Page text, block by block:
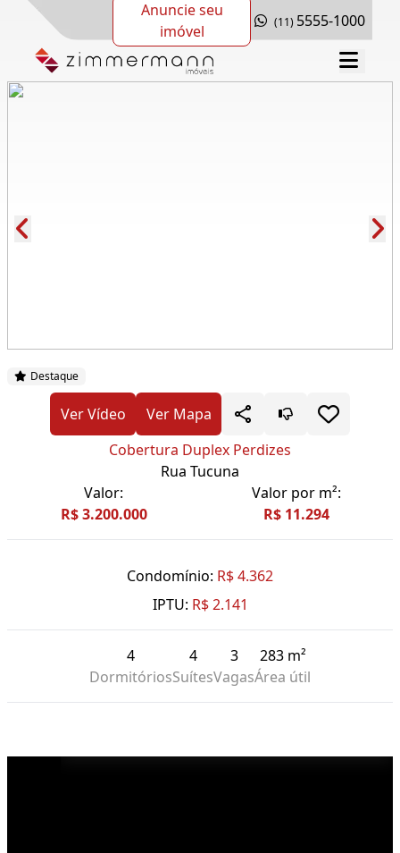
Anuncie seu
imóvel
(11) 5555-1000
Destaque
Ver Vídeo
Ver Mapa
Cobertura Duplex Perdizes
Rua Tucuna
Valor:
R$ 3.200.000
Valor por m²:
R$ 11.294
Condomínio: R$ 4.362
IPTU: R$ 2.141
4
Dormitórios
4
Suítes
3
Vagas
283 m²
Área útil